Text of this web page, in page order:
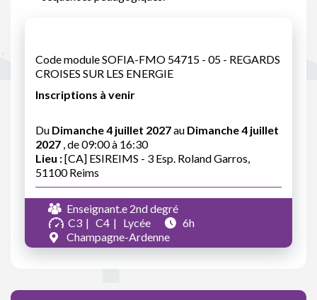
Code module SOFIA-FMO 54715 - 05 - REGARDS
CROISES SUR LES ENERGIE
Inscriptions à venir
Du Dimanche 4 juillet 2027au Dimanche 4 juillet
2027 , de 09:00 à 16:30
Lieu :[CA] ESIREIMS - 3 Esp. Roland Garros,
51100 Reims
Enseignant.e 2nd degré
C3
C4 Lycée
6h
Champagne-Ardenne